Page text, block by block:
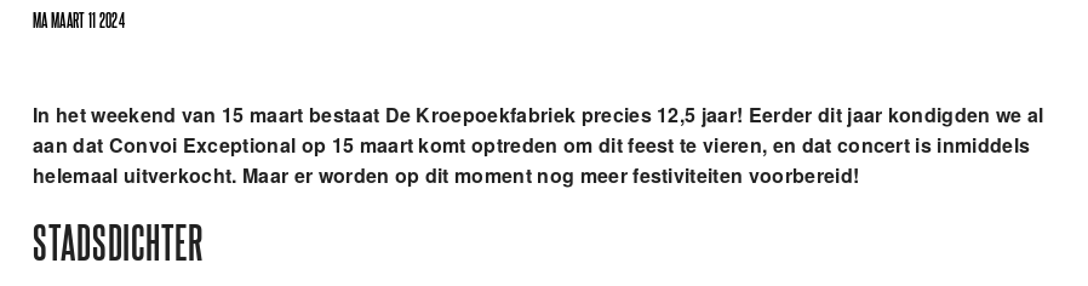
MA MAART 11 2024
In het weekend van 15 maart bestaat De Kroepoekfabriek precies 12,5 jaar! Eerder dit jaar kondigden we al
aan dat Convoi Exceptional op 15 maart komt optreden om dit feest te vieren, en dat concert is inmiddels
helemaal uitverkocht. Maar er worden op dit moment nog meer festiviteiten voorbereid!
STADSDICHTER